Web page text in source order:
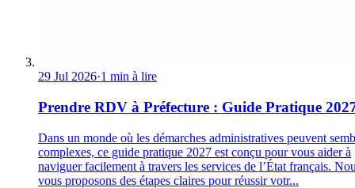
29 Jul 2026·1 min à lire
Prendre RDV à Préfecture : Guide Pratique
Dans un monde où les démarches administratives peuvent
complexes, ce guide pratique 2027 est conçu pour vous aider à
naviguer facilement à travers les services de l’État français.
vous proposons des étapes claires pour réussir votr...